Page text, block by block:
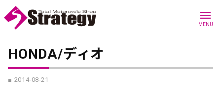
menu
MENU
HONDA/ディオ
■ 2014-08-21